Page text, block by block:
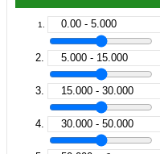
0.00 - 5.000
5.000 - 15.000
15.000 - 30.000
30.000 - 50.000